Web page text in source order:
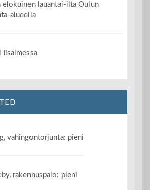
elokuinen lauantai-ilta Oulun
alueella
Iisalmessa
vahingontorjunta: pieni
rakennuspalo: pieni